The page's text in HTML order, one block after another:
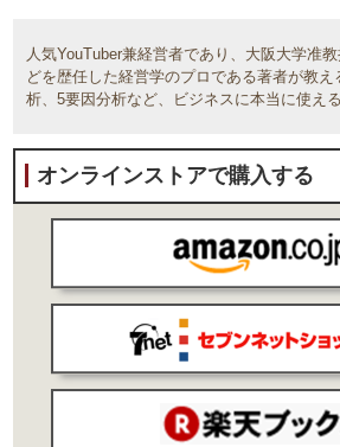
人気YouTuber兼経営者であり、大阪大学准
どを歴任した経営学のプロである著者が教え
析、5要因分析など、ビジネスに本当に使え
オンラインストアで購入する